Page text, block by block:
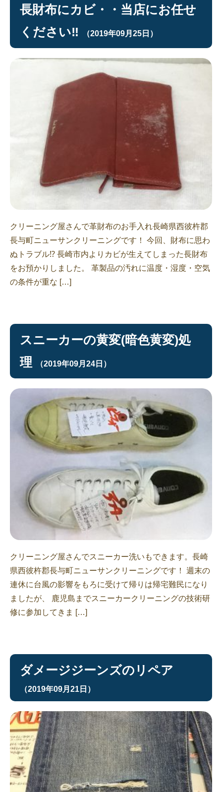
長財布にカビ・・当店にお任せ
ください‼︎
（2019年09月25日）
クリーニング屋さんで革財布のお手入れ長崎県西彼杵郡
長与町ニューサンクリーニングです！ 今回、財布に思わ
ぬトラブル⁉︎ 長崎市内よりカビが生えてしまった長財布
をお預かりしました。 革製品の汚れに温度・湿度・空気
の条件が重な […]
スニーカーの黄変(暗色黄変)処
理
（2019年09月24日）
クリーニング屋さんでスニーカー洗いもできます。長崎
県西彼杵郡長与町ニューサンクリーニングです！ 週末の
連休に台風の影響をもろに受けて帰りは帰宅難民になり
ましたが、 鹿児島までスニーカークリーニングの技術研
修に参加してきま […]
ダメージジーンズのリペア
（2019年09月21日）